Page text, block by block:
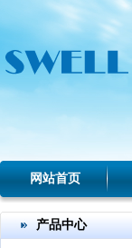
网站首页
产品中心